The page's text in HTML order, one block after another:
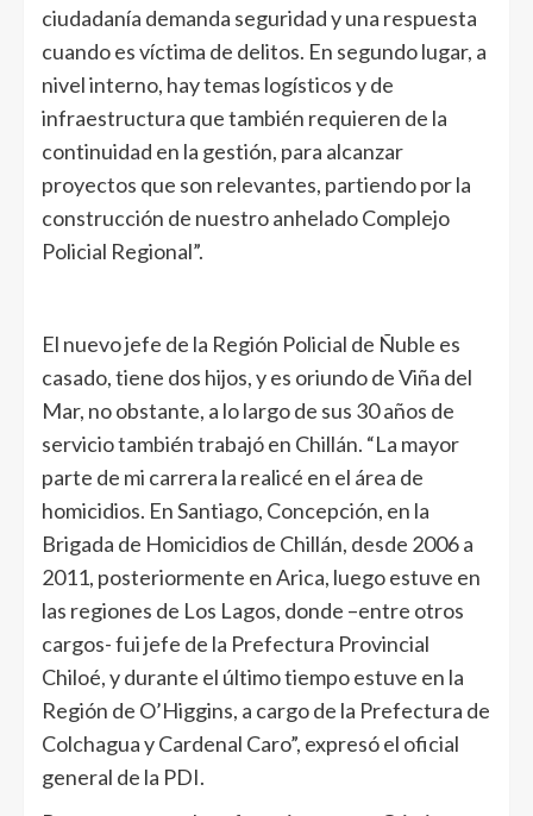
ciudadanía demanda seguridad y una respuesta
cuando es víctima de delitos. En segundo lugar, a
nivel interno, hay temas logísticos y de
infraestructura que también requieren de la
continuidad en la gestión, para alcanzar
proyectos que son relevantes, partiendo por la
construcción de nuestro anhelado Complejo
Policial Regional”.
El nuevo jefe de la Región Policial de Ñuble es
casado, tiene dos hijos, y es oriundo de Viña del
Mar, no obstante, a lo largo de sus 30 años de
servicio también trabajó en Chillán. “La mayor
parte de mi carrera la realicé en el área de
homicidios. En Santiago, Concepción, en la
Brigada de Homicidios de Chillán, desde 2006 a
2011, posteriormente en Arica, luego estuve en
las regiones de Los Lagos, donde –entre otros
cargos- fui jefe de la Prefectura Provincial
Chiloé, y durante el último tiempo estuve en la
Región de O’Higgins, a cargo de la Prefectura de
Colchagua y Cardenal Caro”, expresó el oficial
general de la PDI.